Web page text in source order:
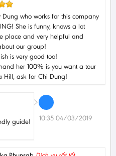
Dung who works for this company
She is funny, knows a lot
place and very helpful and
our group!
is very good too!
her 100% is you want a tour
Hill, ask for Chi Dung!
guide!
10:35 04/03/2019